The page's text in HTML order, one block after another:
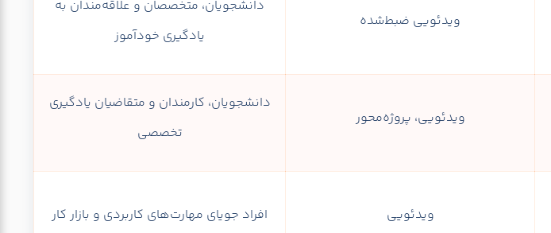
ویدئویی ضبط‌شده
دانشجویان، متخصصان و علاقه‌مندان به
یادگیری خودآموز
ویدئویی، پروژه‌محور
دانشجویان، کارمندان و متقاضیان یادگیری
تخصصی
ویدئویی افراد جویای مهارت‌های کاربردی و بازار کار